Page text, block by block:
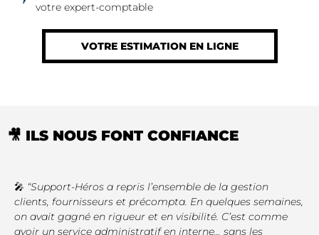
votre expert-comptable
VOTRE ESTIMATION EN LIGNE
🎥 ILS NOUS FONT CONFIANCE
🎤 “Support-Héros a repris l’ensemble de la gestion
clients, fournisseurs et précompta. En quelques semaines,
on avait gagné en rigueur et en visibilité. C’est comme
avoir un service administratif en interne… sans les